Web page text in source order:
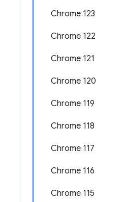
Chrome 123
Chrome 122
Chrome 121
Chrome 120
Chrome 119
Chrome 118
Chrome 117
Chrome 116
Chrome 115